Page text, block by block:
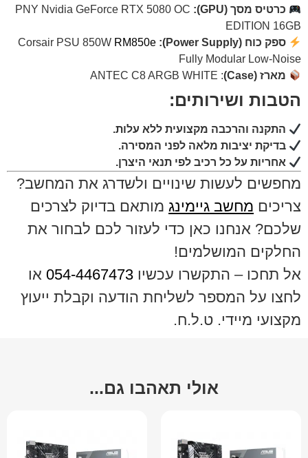
כרטיס מסך (GPU):
PNY Nvidia GeForce RTX 5080 OC
EDITION 16GB
ספק כוח (Power Supply):
Corsair PSU 850W
RM850e
Fully Modular Low-Noise
מארז (Case)
: ANTEC C8 ARGB WHITE
הטבות ושירותים:
התקנה והרכבה מקצועית ללא עלות.
בדיקת יציבות מלאה לפני המסירה.
אחריות על כל רכיב לפי תנאי היצרן.
מחפשים לעשות שינויים ולשדרג את המחשב?
צריכים מחשב גיימינג מותאם בדיוק לצרכים
שלכם? אנחנו כאן כדי לעזור לכם לבחור את
החלקים המושלמים!
אל תחכו – התקשרו עכשיו 054-4467473 או
לחצו על המספר לשליחת הודעה וקבלת ייעוץ
מקצועי מיידי. ט.ל.ח.
אולי תאהבו גם...